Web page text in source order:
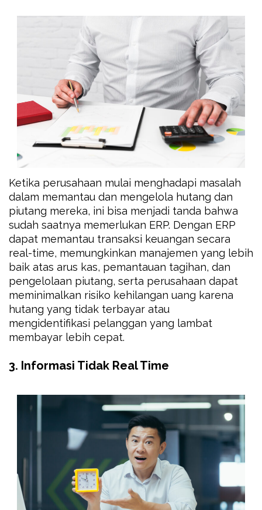
Ketika perusahaan mulai menghadapi masalah
dalam memantau dan mengelola hutang dan
piutang mereka, ini bisa menjadi tanda bahwa
sudah saatnya memerlukan ERP. Dengan ERP
dapat memantau transaksi keuangan secara
real-time, memungkinkan manajemen yang lebih
baik atas arus kas, pemantauan tagihan, dan
pengelolaan piutang, serta perusahaan dapat
meminimalkan risiko kehilangan uang karena
hutang yang tidak terbayar atau
mengidentifikasi pelanggan yang lambat
membayar lebih cepat.
3. Informasi Tidak Real Time